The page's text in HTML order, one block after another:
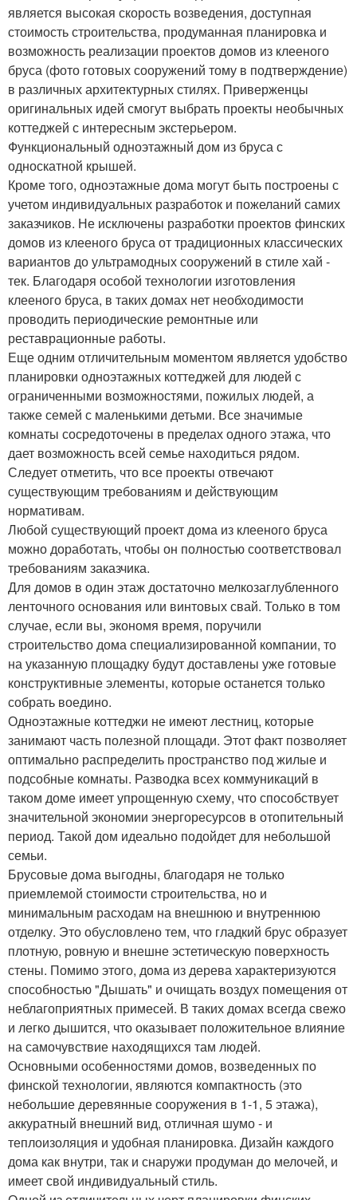
является высокая скорость возведения, доступная
стоимость строительства, продуманная планировка и
возможность реализации проектов домов из клееного
бруса (фото готовых сооружений тому в подтверждение)
в различных архитектурных стилях. Приверженцы
оригинальных идей смогут выбрать проекты необычных
коттеджей с интересным экстерьером.
Функциональный одноэтажный дом из бруса с
односкатной крышей.
Кроме того, одноэтажные дома могут быть построены с
учетом индивидуальных разработок и пожеланий самих
заказчиков. Не исключены разработки проектов финских
домов из клееного бруса от традиционных классических
вариантов до ультрамодных сооружений в стиле хай -
тек. Благодаря особой технологии изготовления
клееного бруса, в таких домах нет необходимости
проводить периодические ремонтные или
реставрационные работы.
Еще одним отличительным моментом является удобство
планировки одноэтажных коттеджей для людей с
ограниченными возможностями, пожилых людей, а
также семей с маленькими детьми. Все значимые
комнаты сосредоточены в пределах одного этажа, что
дает возможность всей семье находиться рядом.
Следует отметить, что все проекты отвечают
существующим требованиям и действующим
нормативам.
Любой существующий проект дома из клееного бруса
можно доработать, чтобы он полностью соответствовал
требованиям заказчика.
Для домов в один этаж достаточно мелкозаглубленного
ленточного основания или винтовых свай. Только в том
случае, если вы, экономя время, поручили
строительство дома специализированной компании, то
на указанную площадку будут доставлены уже готовые
конструктивные элементы, которые останется только
собрать воедино.
Одноэтажные коттеджи не имеют лестниц, которые
занимают часть полезной площади. Этот факт позволяет
оптимально распределить пространство под жилые и
подсобные комнаты. Разводка всех коммуникаций в
таком доме имеет упрощенную схему, что способствует
значительной экономии энергоресурсов в отопительный
период. Такой дом идеально подойдет для небольшой
семьи.
Брусовые дома выгодны, благодаря не только
приемлемой стоимости строительства, но и
минимальным расходам на внешнюю и внутреннюю
отделку. Это обусловлено тем, что гладкий брус образует
плотную, ровную и внешне эстетическую поверхность
стены. Помимо этого, дома из дерева характеризуются
способностью "Дышать" и очищать воздух помещения от
неблагоприятных примесей. В таких домах всегда свежо
и легко дышится, что оказывает положительное влияние
на самочувствие находящихся там людей.
Основными особенностями домов, возведенных по
финской технологии, являются компактность (это
небольшие деревянные сооружения в 1-1, 5 этажа),
аккуратный внешний вид, отличная шумо - и
теплоизоляция и удобная планировка. Дизайн каждого
дома как внутри, так и снаружи продуман до мелочей, и
имеет свой индивидуальный стиль.